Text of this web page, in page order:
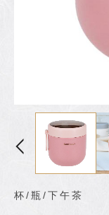
杯/瓶/下午茶